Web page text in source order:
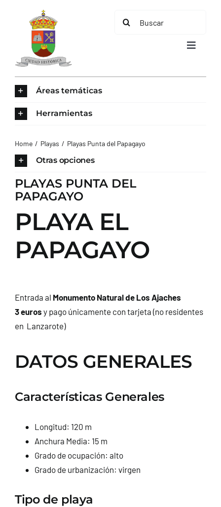
contenido
Buscar:
Toggle
TURISMO
Áreas temáticas
Herramientas
Home Playas Playas Punta del Papagayo
Otras opciones
PLAYAS PUNTA DEL
PAPAGAYO
PLAYA EL
PAPAGAYO
Entrada al Monumento Natural de Los Ajaches
3 euros y pago únicamente con tarjeta (no residentes
en Lanzarote)
DATOS GENERALES
Características Generales
Longitud: 120 m
Anchura Media: 15 m
Grado de ocupación: alto
Grado de urbanización: virgen
Tipo de playa